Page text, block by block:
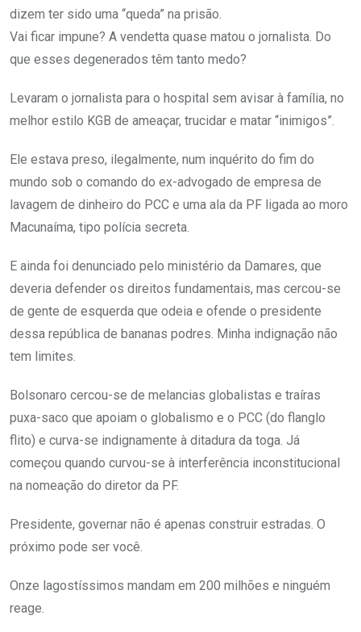
dizem ter sido uma “queda” na prisão.
Vai ficar impune? A vendetta quase matou o jornalista. Do
que esses degenerados têm tanto medo?
Levaram o jornalista para o hospital sem avisar à família, no
melhor estilo KGB de ameaçar, trucidar e matar “inimigos”.
Ele estava preso, ilegalmente, num inquérito do fim do
mundo sob o comando do ex-advogado de empresa de
lavagem de dinheiro do PCC e uma ala da PF ligada ao moro
Macunaíma, tipo polícia secreta.
E ainda foi denunciado pelo ministério da Damares, que
deveria defender os direitos fundamentais, mas cercou-se
de gente de esquerda que odeia e ofende o presidente
dessa república de bananas podres. Minha indignação não
tem limites.
Bolsonaro cercou-se de melancias globalistas e traíras
puxa-saco que apoiam o globalismo e o PCC (do flanglo
flito) e curva-se indignamente à ditadura da toga. Já
começou quando curvou-se à interferência inconstitucional
na nomeação do diretor da PF.
Presidente, governar não é apenas construir estradas. O
próximo pode ser você.
Onze lagostíssimos mandam em 200 milhões e ninguém
reage.